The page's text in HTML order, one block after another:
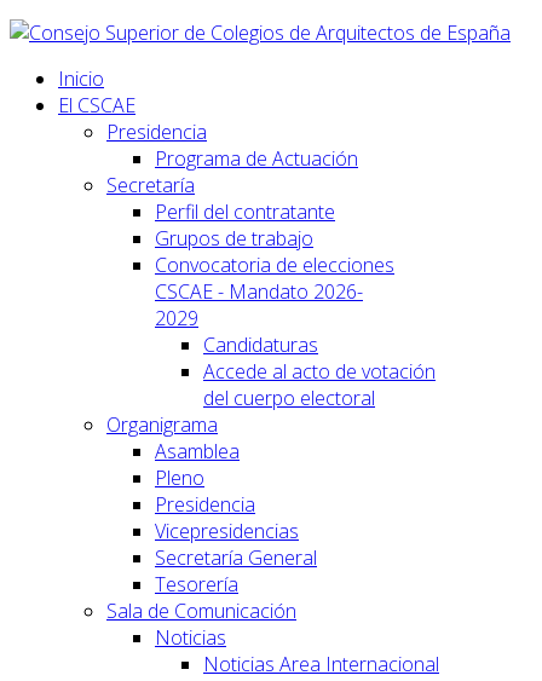
Inicio
El CSCAE
Presidencia
Programa de Actuación
Secretaría
Perfil del contratante
Grupos de trabajo
Convocatoria de elecciones
CSCAE - Mandato 2026-
2029
Candidaturas
Accede al acto de votación
del cuerpo electoral
Organigrama
Asamblea
Pleno
Presidencia
Vicepresidencias
Secretaría General
Tesorería
Sala de Comunicación
Noticias
Noticias Area Internacional